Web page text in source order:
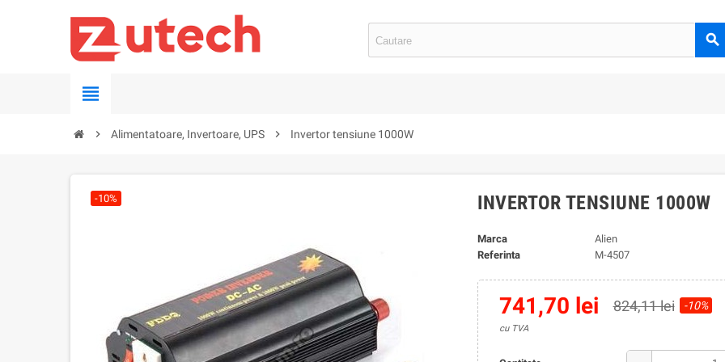
search
view_headline
chevron_right Alimentatoare, Invertoare, UPS chevron_right Invertor tensiune 1000W
-10% INVERTOR TENSIUNE 1000W
Marca
Alien
Referinta
M-4507
741,70 lei 824,11 lei -10%
cu TVA